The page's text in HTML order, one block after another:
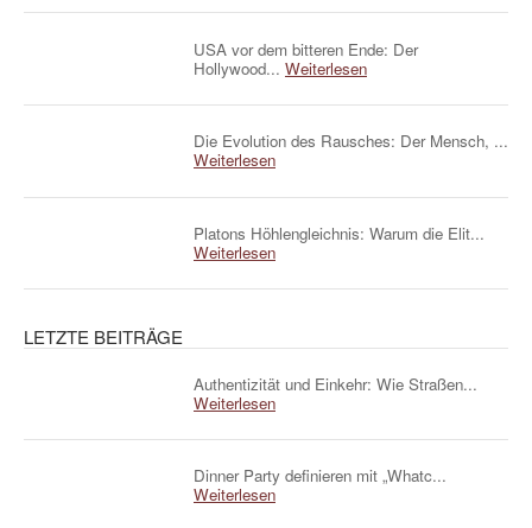
USA vor dem bitteren Ende: Der
Hollywood... Weiterlesen
Die Evolution des Rausches: Der Mensch, ...
Weiterlesen
Platons Höhlengleichnis: Warum die Elit...
Weiterlesen
LETZTE BEITRÄGE
Authentizität und Einkehr: Wie Straßen...
Weiterlesen
Dinner Party definieren mit „Whatc...
Weiterlesen